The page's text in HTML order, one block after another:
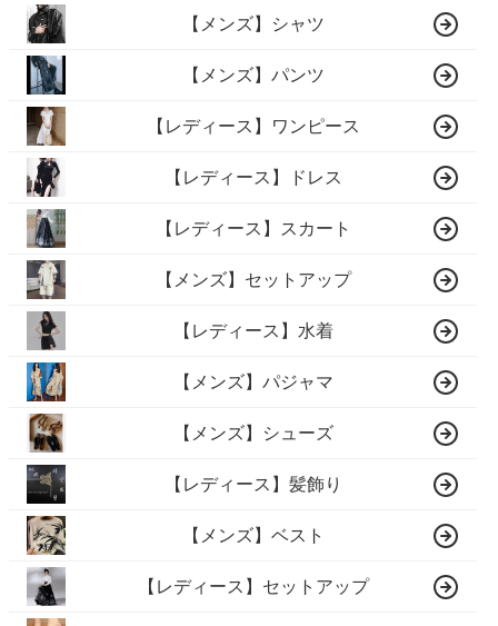
【メンズ】シャツ
【メンズ】パンツ
【レディース】ワンピース
【レディース】ドレス
【レディース】スカート
【メンズ】セットアップ
【レディース】水着
【メンズ】パジャマ
【メンズ】シューズ
【レディース】髪飾り
【メンズ】ベスト
【レディース】セットアップ